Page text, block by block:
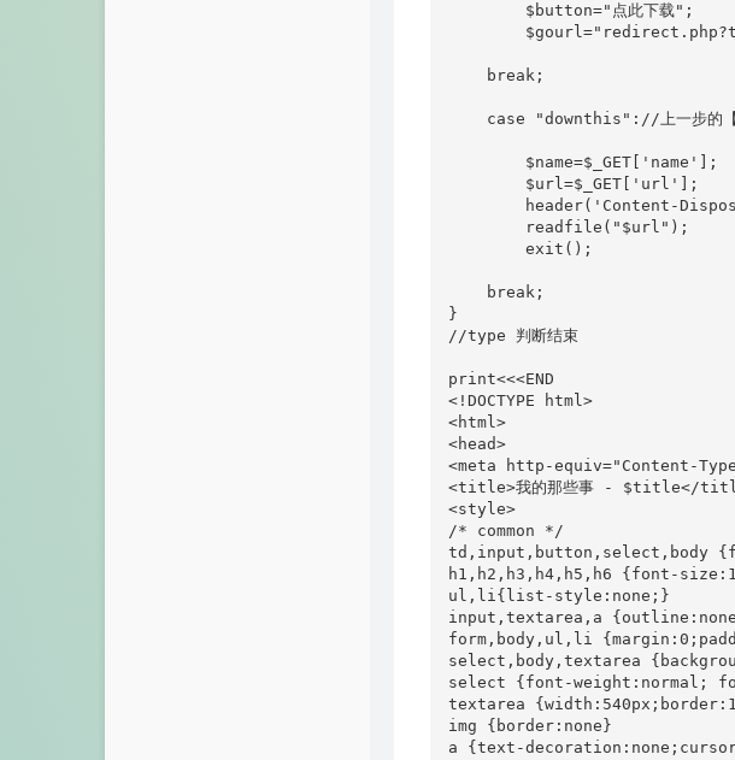
        $button="点此下载";
    break;
case "downthis"://上一步的【
        $name=$_GET['name'];
        $url=$_GET['url'];
header('Content-
        readfile("$url");
        exit();
    break;
}
//type 判断结束
print<<<END
<!DOCTYPE html>
<html>
<head>
<meta http-equiv="Content-
<title>我的那些事 - $title</
<style>
/* common */
td,input,button,select,body
h1,h2,h3,h4,h5,h6 {font-
ul,li{list-style:none;}
input,textarea,a
form,body,ul,li
select,body,textarea
select {font-weight:normal;
textarea
img {border:none}
a {text-